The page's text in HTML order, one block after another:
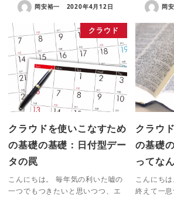
岡安裕一 2020年4月12日 岡
クラウド
クラウドを使いこなすため
の基礎の基礎：日付型デー
タの罠
こんにちは。 毎年気の利いた嘘の
一つでもつきたいと思いつつ、エ
クラウ
の基礎
ってな
こんにち
終えて一息